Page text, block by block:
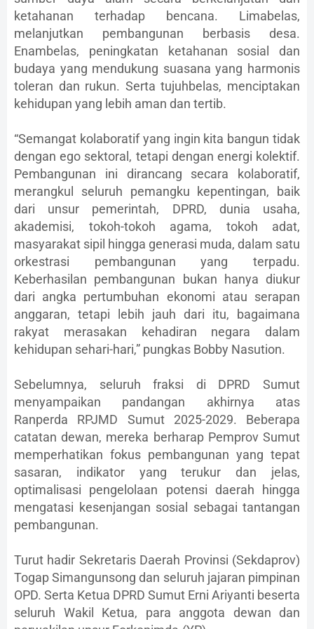
ketahanan terhadap bencana. Limabelas,
melanjutkan pembangunan berbasis desa.
Enambelas, peningkatan ketahanan sosial dan
budaya yang mendukung suasana yang harmonis
toleran dan rukun. Serta tujuhbelas, menciptakan
kehidupan yang lebih aman dan tertib.
“Semangat kolaboratif yang ingin kita bangun tidak
dengan ego sektoral, tetapi dengan energi kolektif.
Pembangunan ini dirancang secara kolaboratif,
merangkul seluruh pemangku kepentingan, baik
dari unsur pemerintah, DPRD, dunia usaha,
akademisi, tokoh-tokoh agama, tokoh adat,
masyarakat sipil hingga generasi muda, dalam satu
orkestrasi pembangunan yang terpadu.
Keberhasilan pembangunan bukan hanya diukur
dari angka pertumbuhan ekonomi atau serapan
anggaran, tetapi lebih jauh dari itu, bagaimana
rakyat merasakan kehadiran negara dalam
kehidupan sehari-hari,” pungkas Bobby Nasution.
Sebelumnya, seluruh fraksi di DPRD Sumut
menyampaikan pandangan akhirnya atas
Ranperda RPJMD Sumut 2025-2029. Beberapa
catatan dewan, mereka berharap Pemprov Sumut
memperhatikan fokus pembangunan yang tepat
sasaran, indikator yang terukur dan jelas,
optimalisasi pengelolaan potensi daerah hingga
mengatasi kesenjangan sosial sebagai tantangan
pembangunan.
Turut hadir Sekretaris Daerah Provinsi (Sekdaprov)
Togap Simangunsong dan seluruh jajaran pimpinan
OPD. Serta Ketua DPRD Sumut Erni Ariyanti beserta
seluruh Wakil Ketua, para anggota dewan dan